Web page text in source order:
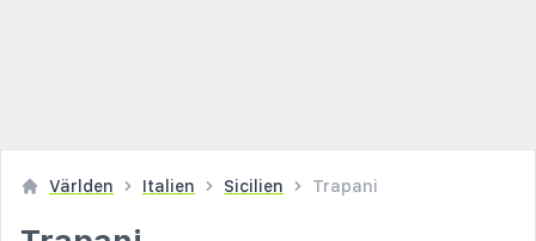
Världen Italien Sicilien Trapani